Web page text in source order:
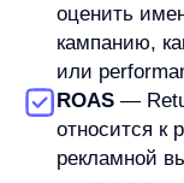
расходы. Если
а вывод
будет вводить
Третья ошибка
период.
не сразу.